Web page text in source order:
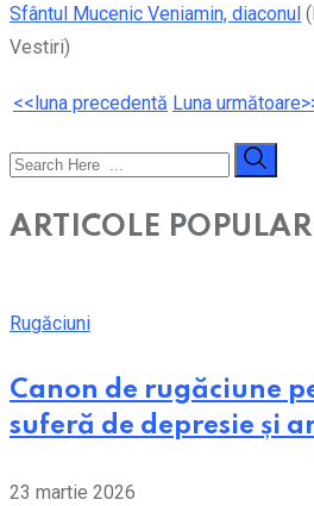
Sfântul Mucenic Veniamin, diaconul
Vestiri)
<<luna precedentă Luna
ARTICOLE
Rugăciuni
Canon de rugăciune
suferă de depresie și
23 martie 2026